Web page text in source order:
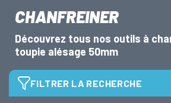
OUTILS À MAIN
OUTILS DE TOUPIE
CHANFREINER
Découvrez tous nos outils à
toupie alésage 50mm
FILTRER LA RECHERCHE